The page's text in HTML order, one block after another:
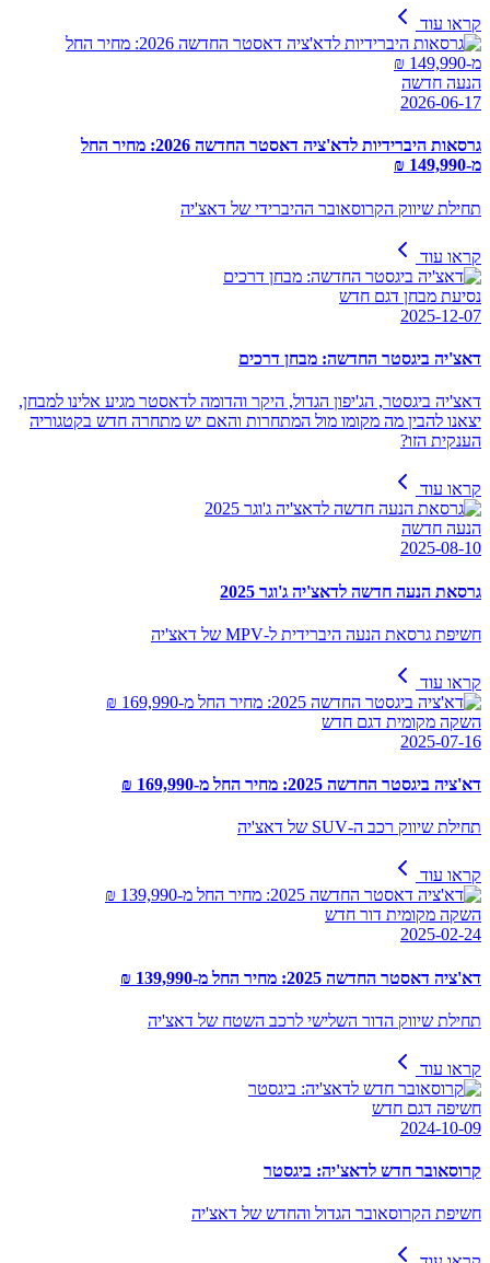
קראו עוד
הנעה חדשה
2026-06-17
גרסאות היברידיות לדא'ציה דאסטר החדשה 2026: מחיר החל
מ-149,990 ₪
תחילת שיווק הקרוסאובר ההיברידי של דאצ'יה
קראו עוד
נסיעת מבחן דגם חדש
2025-12-07
דאצ'יה ביגסטר החדשה: מבחן דרכים
דאצ'יה ביגסטר, הג'יפון הגדול, היקר והדומה לדאסטר מגיע אלינו למבחן,
יצאנו להבין מה מקומו מול המתחרות והאם יש מתחרה חדש בקטגוריה
הענקית הזו?
קראו עוד
הנעה חדשה
2025-08-10
גרסאת הנעה חדשה לדאצ'יה ג'וגר 2025
חשיפת גרסאת הנעה היברידית ל-MPV של דאצ'יה
קראו עוד
השקה מקומית דגם חדש
2025-07-16
דא'ציה ביגסטר החדשה 2025: מחיר החל מ-169,990 ₪
תחילת שיווק רכב ה-SUV של דאצ'יה
קראו עוד
השקה מקומית דור חדש
2025-02-24
דא'ציה דאסטר החדשה 2025: מחיר החל מ-139,990 ₪
תחילת שיווק הדור השלישי לרכב השטח של דאצ'יה
קראו עוד
חשיפה דגם חדש
2024-10-09
קרוסאובר חדש לדאצ'יה: ביגסטר
חשיפת הקרוסאובר הגדול והחדש של דאצ'יה